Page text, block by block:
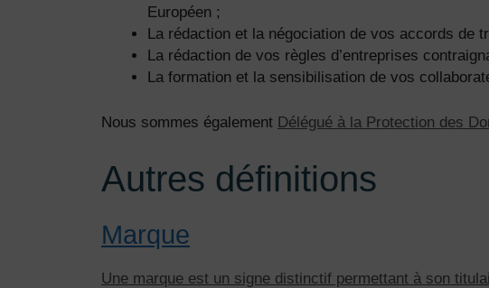
Européen ;
La rédaction et la négociation de vos accords de
La rédaction de vos règles d’entreprises
La formation et la sensibilisation de vos
Nous sommes également Délégué à la Protection des
Autres définitions
Marque
Une marque est un signe distinctif permettant à son